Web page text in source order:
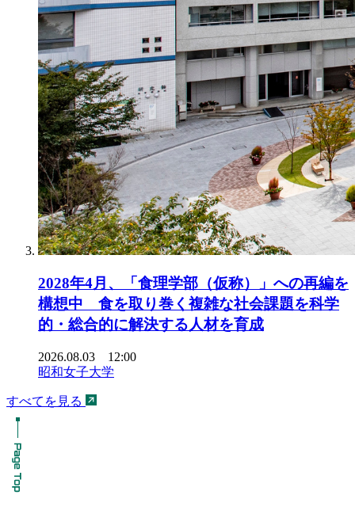
2028年4月、「食理学部（仮称）」への再編を
構想中 食を取り巻く複雑な社会課題を科学
的・総合的に解決する人材を育成
2026.08.03 12:00
昭和女子大学
すべてを見る